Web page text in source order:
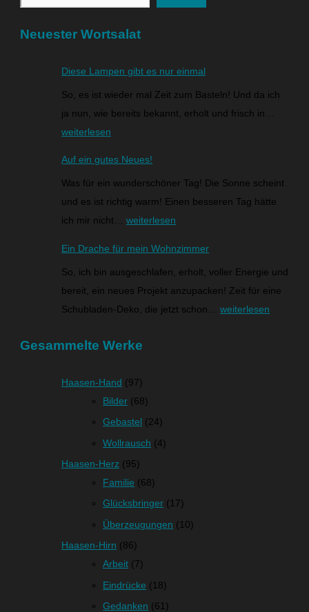
Neuester Wortsalat
Diese Lampen gibt es nur einmal
So, es ist wieder mal Zeit zum Basteln! Und da ich
ja nun, wie bereits bekannt, erholt und frisch in…
weiterlesen
Auf ein gutes Neues!
Was für ein wunderschöner Tag! Die Sonne scheint
und es ist richtig warm! Einen besseren Tag hätte
ich mir nicht…weiterlesen
Ein Drache für mein Wohnzimmer
So, ich bin ausgeschlafen, erholt, voller Energie und
bereit, ein neues Projekt anzupacken! Zeit für eine
Schubladen-Deko, die jetzt schon…weiterlesen
Gesammelte Werke
Haasen-Hand (97)
Bilder (68)
Gebastel (24)
Wollrausch (4)
Haasen-Herz (95)
Familie (68)
Glücksbringer (17)
Überzeugungen (10)
Haasen-Hirn (86)
Arbeit (7)
Eindrücke (18)
Gedanken (61)